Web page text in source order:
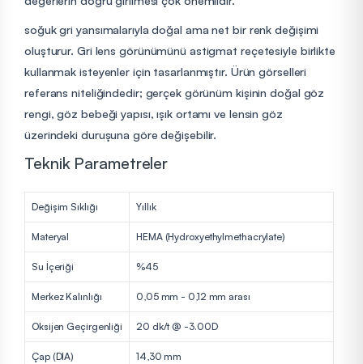
soğuk gri yansımalarıyla doğal ama net bir renk değişimi
oluşturur. Gri lens görünümünü astigmat reçetesiyle birlikte
kullanmak isteyenler için tasarlanmıştır. Ürün görselleri
referans niteliğindedir; gerçek görünüm kişinin doğal göz
rengi, göz bebeği yapısı, ışık ortamı ve lensin göz
üzerindeki duruşuna göre değişebilir.
Teknik Parametreler
Değişim Sıklığı Yıllık
Materyal HEMA (Hydroxyethylmethacrylate)
Su İçeriği %45
Merkez Kalınlığı 0,05 mm - 0,12 mm arası
Oksijen Geçirgenliği 20 dk/t @ -3.00D
Çap (DIA) 14,30 mm